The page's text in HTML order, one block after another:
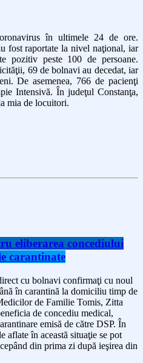
în ultimele 24 de ore.
fost raportate la nivel naţional, iar
pozitiv peste 100 de persoane.
69 de bolnavi au decedat, iar
De asemenea, 766 de pacienţi
Intensivă. În judeţul Constanţa,
mia de locuitori.
eliberarea concediului
carantinate
cu bolnavi confirmaţi cu noul
în carantină la domiciliu timp de
de Familie Tomis, Zitta
de concediu medical,
emisă de către DSP. În
aflate în această situaţie se pot
din prima zi după ieşirea din